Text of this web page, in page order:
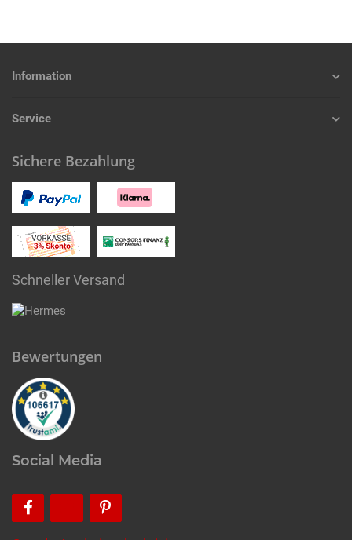
Information
Service
Sichere Bezahlung
Schneller Versand
Bewertungen
Social Media